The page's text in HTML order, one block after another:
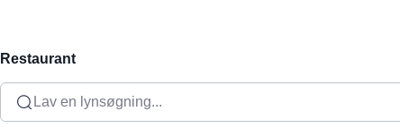
Restaurant
Lav en lynsøgning...